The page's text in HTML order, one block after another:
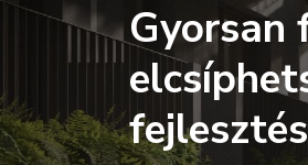
Gyorsan